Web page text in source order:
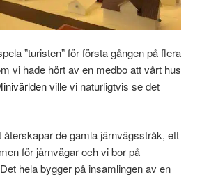
”turisten” för första gången på flera
vi hade hört av en medbo att vårt hus
ville vi naturligtvis se det
återskapar de gamla järnvägsstråk, ett
för järnvägar och vi bor på
hela bygger på insamlingen av en